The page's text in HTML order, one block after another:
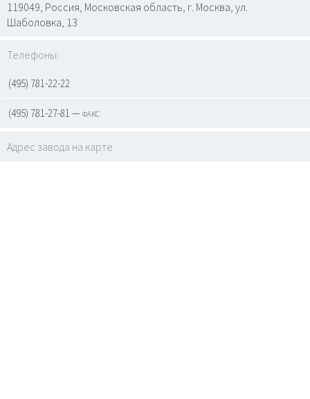
119049, Россия, Московская область, г. Москва, ул.
Шаболовка, 13
Телефоны:
(495) 781-22-22
(495) 781-27-81 — факс
Адрес завода на карте